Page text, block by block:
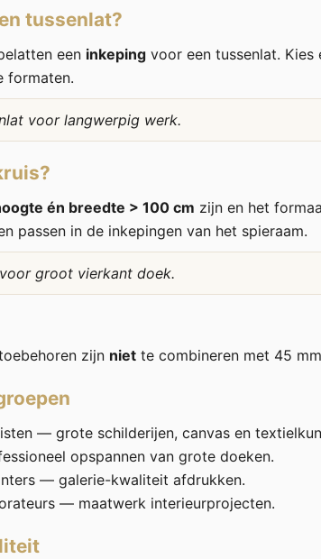
tussenlat?
een inkeping voor een tussenlat. Kies
formaten.
voor langwerpig werk.
én breedte > 100 cm zijn en het
passen in de inkepingen van het spieraam.
groot vierkant doek.
zijn niet te combineren met 45
— grote schilderijen, canvas en
opspannen van grote doeken.
— galerie-kwaliteit afdrukken.
— maatwerk interieurprojecten.